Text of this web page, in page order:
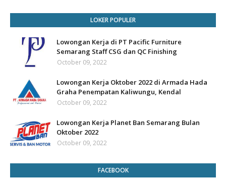
LOKER POPULER
Lowongan Kerja di PT Pacific Furniture
Semarang Staff CSG dan QC Finishing
October 09, 2022
Lowongan Kerja Oktober 2022 di Armada Hada
Graha Penempatan Kaliwungu, Kendal
October 09, 2022
Lowongan Kerja Planet Ban Semarang Bulan
Oktober 2022
October 09, 2022
FACEBOOK